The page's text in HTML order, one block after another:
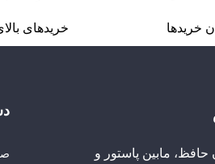
خریدها خریدهای بالای 90
حافظ، مابین پاستور و